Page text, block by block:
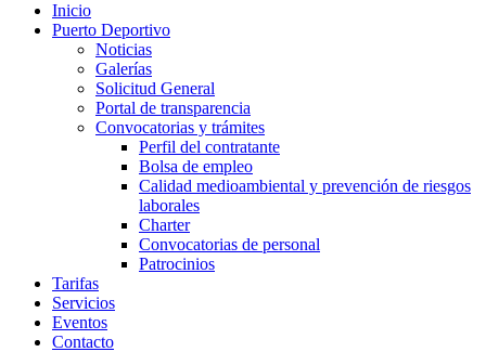
Inicio
Puerto Deportivo
Noticias
Galerías
Solicitud General
Portal de transparencia
Convocatorias y trámites
Perfil del contratante
Bolsa de empleo
Calidad medioambiental y prevención de riesgos
laborales
Charter
Convocatorias de personal
Patrocinios
Tarifas
Servicios
Eventos
Contacto